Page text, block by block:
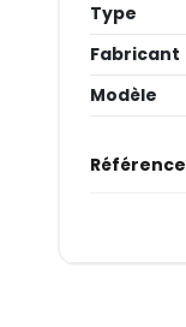
Type
Fabricant
Modèle
Référence